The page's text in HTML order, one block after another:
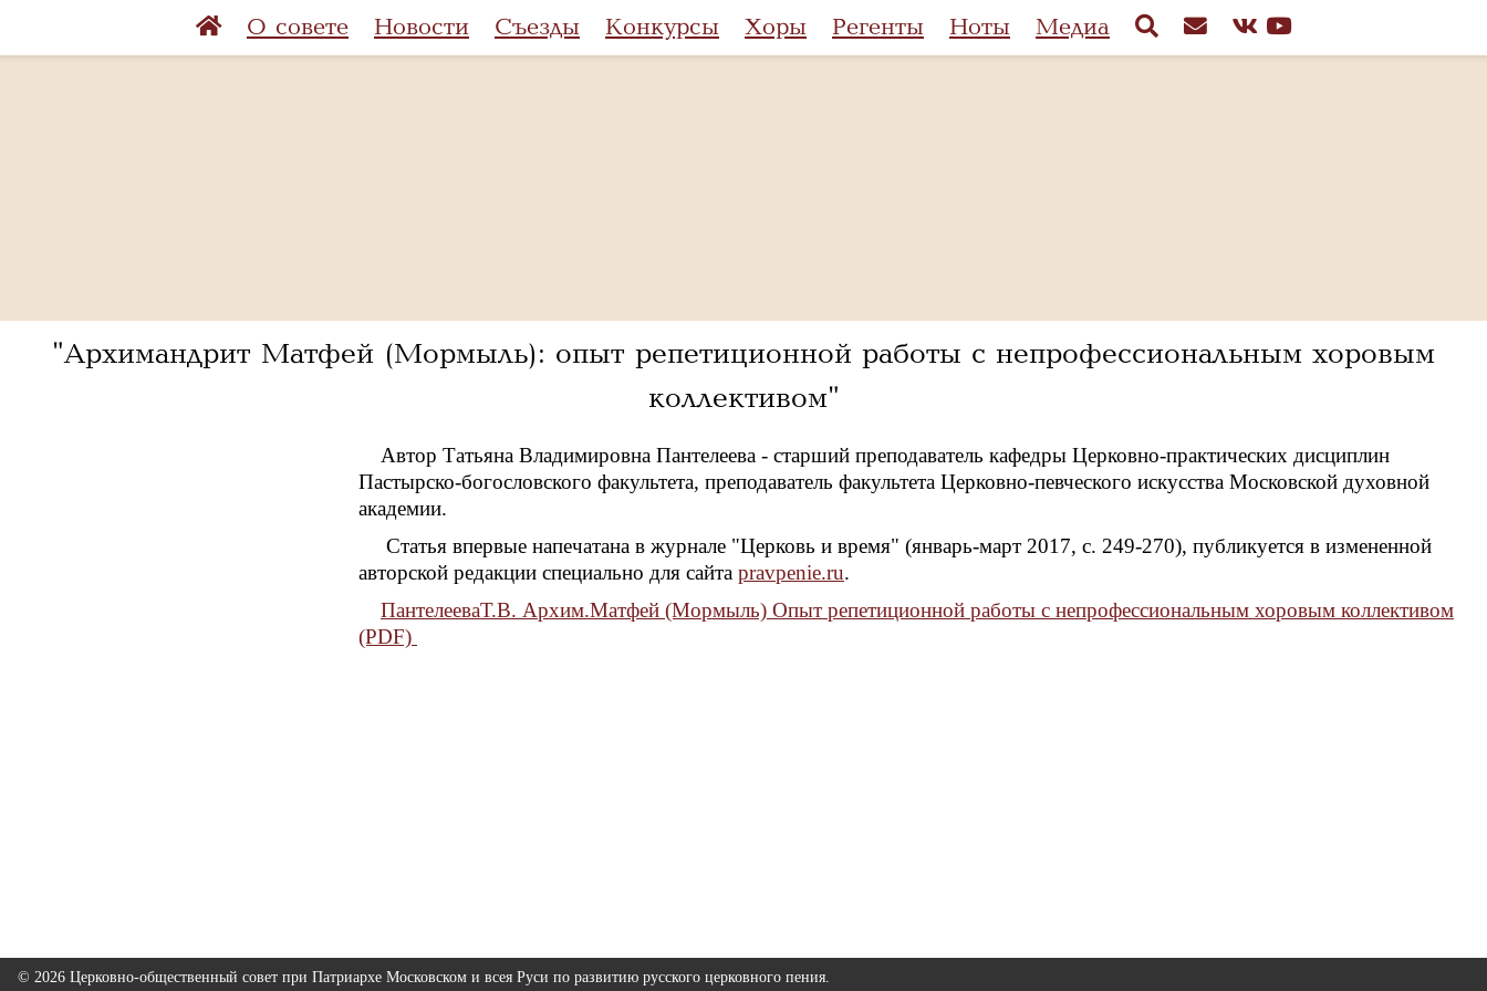
О совете Новости Съезды Конкурсы Хоры Регенты Ноты Медиа
"Архимандрит Матфей (Мормыль): опыт репетиционной работы с непрофессиональным хоровым
коллективом"
Автор Татьяна Владимировна Пантелеева - старший преподаватель кафедры Церковно-практических дисциплин
Пастырско-богословского факультета, преподаватель факультета Церковно-певческого искусства Московской духовной
академии.
Статья впервые напечатана в журнале "Церковь и время" (январь-март 2017, с. 249-270), публикуется в измененной
авторской редакции специально для сайта pravpenie.ru.
ПантелееваТ.В. Архим.Матфей (Мормыль) Опыт репетиционной работы с непрофессиональным хоровым коллективом
(PDF)
© 2026 Церковно-общественный совет при Патриархе Московском и всея Руси по развитию русского церковного пения.